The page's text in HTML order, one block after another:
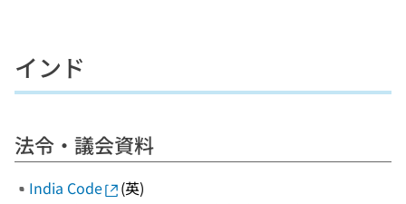
インド
法令・議会資料
India Code
(英)